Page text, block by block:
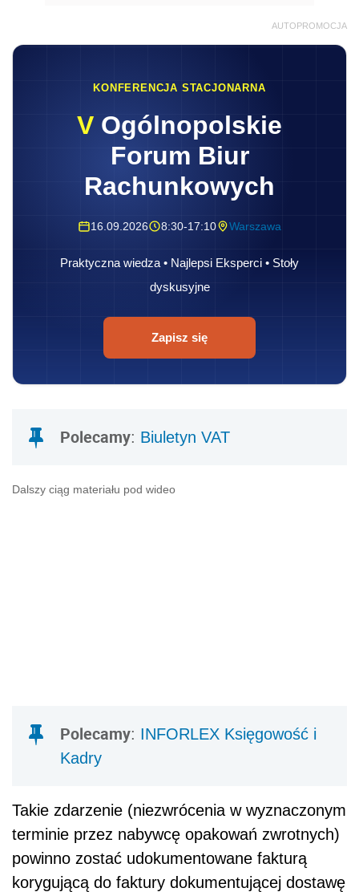
AUTOPROMOCJA
KONFERENCJA STACJONARNA
V Ogólnopolskie
Forum Biur
Rachunkowych
16.09.2026 8:30-17:10 Warszawa
Praktyczna wiedza • Najlepsi Eksperci • Stoły
dyskusyjne
Zapisz się
Polecamy: Biuletyn VAT
Dalszy ciąg materiału pod wideo
Polecamy: INFORLEX Księgowość i
Kadry
Takie zdarzenie (niezwrócenia w wyznaczonym
terminie przez nabywcę opakowań zwrotnych)
powinno zostać udokumentowane fakturą
korygującą do faktury dokumentującej dostawę